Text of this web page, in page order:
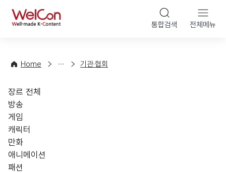
WelCon 통합검색 전체메뉴
Home
률
정
책
기관·협회
장르 선택
장르 전체
방송
게임
캐릭터
만화
애니메이션
패션